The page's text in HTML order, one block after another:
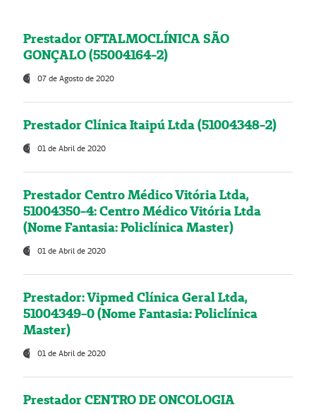
Prestador OFTALMOCLÍNICA SÃO
GONÇALO (55004164-2)
07 de Agosto de 2020
Prestador Clínica Itaipú Ltda (51004348-2)
01 de Abril de 2020
Prestador Centro Médico Vitória Ltda,
51004350-4: Centro Médico Vitória Ltda
(Nome Fantasia: Policlínica Master)
01 de Abril de 2020
Prestador: Vipmed Clínica Geral Ltda,
51004349-0 (Nome Fantasia: Policlínica
Master)
01 de Abril de 2020
Prestador CENTRO DE ONCOLOGIA